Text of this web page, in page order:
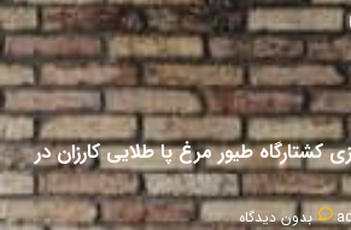
کشتارگاه طیور مرغ پا طلایی کارزان در
بدون دیدگاه